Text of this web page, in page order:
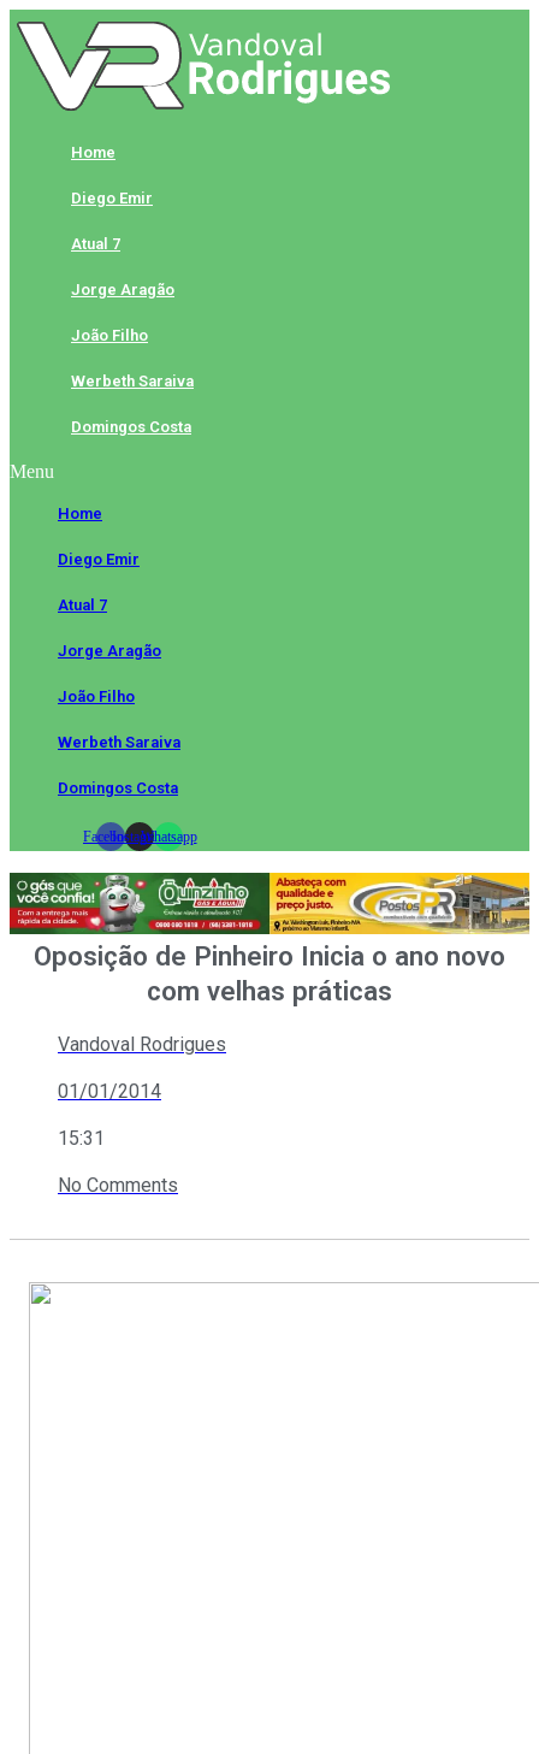
Skip
to
content
Home
Diego Emir
Atual 7
Jorge Aragão
João Filho
Werbeth Saraiva
Domingos Costa
Menu
Home
Diego Emir
Atual 7
Jorge Aragão
João Filho
Werbeth Saraiva
Domingos Costa
FacebookInstagramWhatsapp
Oposição de Pinheiro Inicia o ano novo
com velhas práticas
Vandoval Rodrigues
01/01/2014
15:31
No Comments